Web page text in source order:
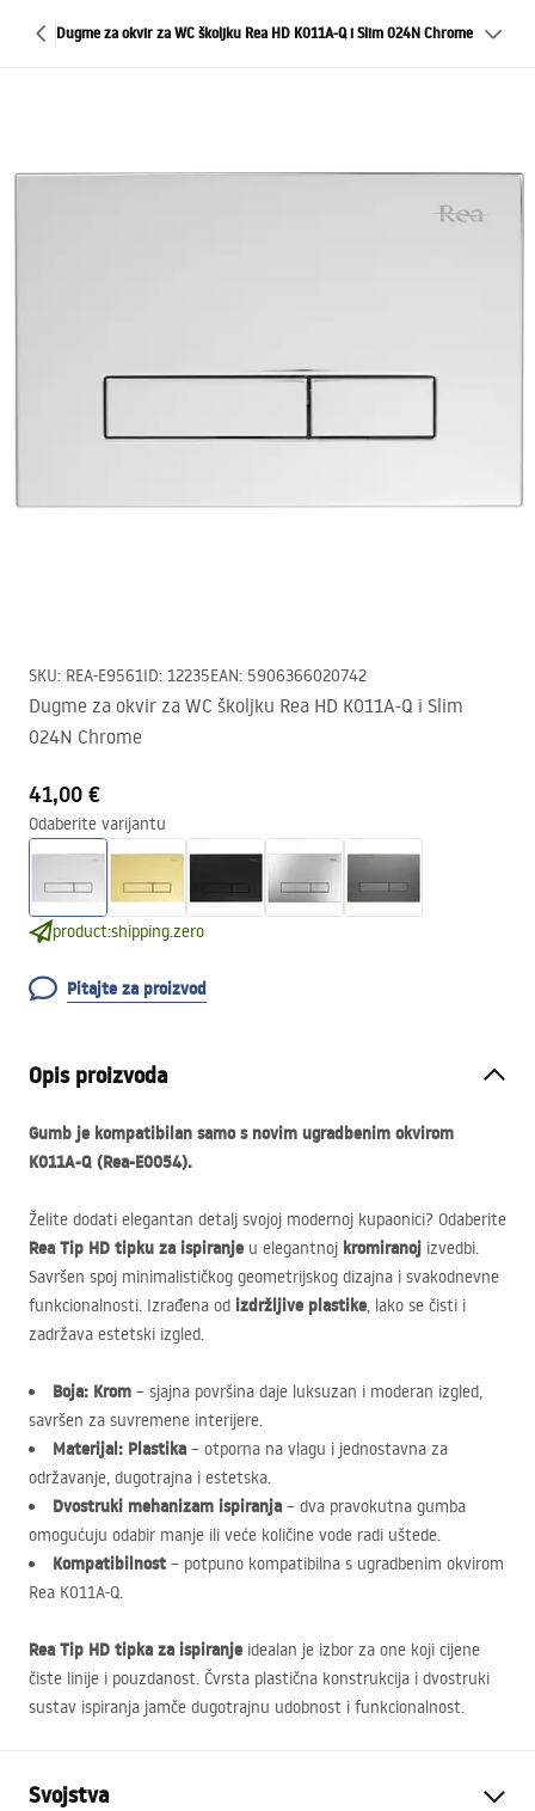
Dugme za okvir za WC školjku Rea HD K011A-Q i Slim 024N Chrome
SKU: REA-E9561ID: 12235EAN: 5906366020742
Dugme za okvir za WC školjku Rea HD K011A-Q i Slim
024N Chrome
41,00 €
Odaberite varijantu
product:shipping.zero
Pitajte za proizvod
Opis proizvoda
Gumb je kompatibilan samo s novim ugradbenim okvirom
K011A-Q (Rea-E0054).
Želite dodati elegantan detalj svojoj modernoj kupaonici? Odaberite
Rea Tip HD tipku za ispiranje u elegantnoj kromiranoj izvedbi.
Savršen spoj minimalističkog geometrijskog dizajna i svakodnevne
funkcionalnosti. Izrađena od izdržljive plastike, lako se čisti i
zadržava estetski izgled.
Boja: Krom – sjajna površina daje luksuzan i moderan izgled,
savršen za suvremene interijere.
Materijal: Plastika – otporna na vlagu i jednostavna za
održavanje, dugotrajna i estetska.
Dvostruki mehanizam ispiranja – dva pravokutna gumba
omogućuju odabir manje ili veće količine vode radi uštede.
Kompatibilnost – potpuno kompatibilna s ugradbenim okvirom
Rea K011A-Q.
Rea Tip HD tipka za ispiranje idealan je izbor za one koji cijene
čiste linije i pouzdanost. Čvrsta plastična konstrukcija i dvostruki
sustav ispiranja jamče dugotrajnu udobnost i funkcionalnost.
Svojstva